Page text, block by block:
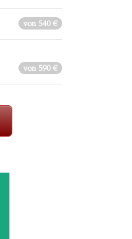
von 540 €
von 590 €